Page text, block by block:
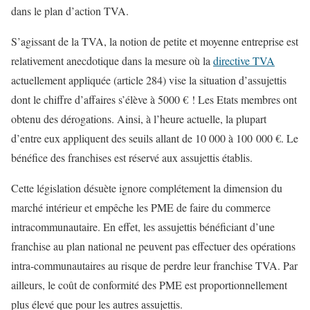
dans le plan d’action TVA.
S’agissant de la TVA, la notion de petite et moyenne entreprise est
relativement anecdotique dans la mesure où la directive TVA
actuellement appliquée (article 284) vise la situation d’assujettis
dont le chiffre d’affaires s’élève à 5000 € ! Les Etats membres ont
obtenu des dérogations. Ainsi, à l’heure actuelle, la plupart
d’entre eux appliquent des seuils allant de 10 000 à 100 000 €. Le
bénéfice des franchises est réservé aux assujettis établis.
Cette législation désuète ignore complétement la dimension du
marché intérieur et empêche les PME de faire du commerce
intracommunautaire. En effet, les assujettis bénéficiant d’une
franchise au plan national ne peuvent pas effectuer des opérations
intra-communautaires au risque de perdre leur franchise TVA. Par
ailleurs, le coût de conformité des PME est proportionnellement
plus élevé que pour les autres assujettis.